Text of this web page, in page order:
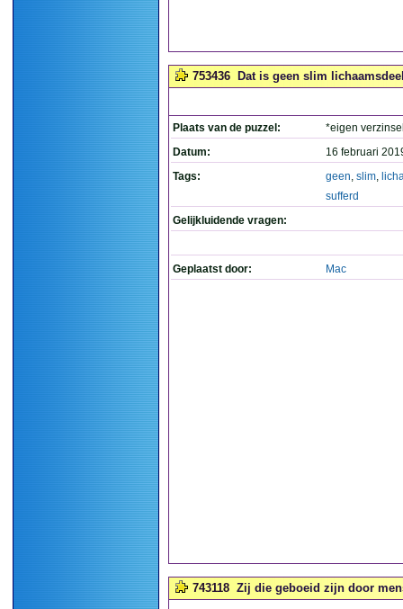
753436 Dat is geen slim
Plaats van de puzzel:
*eigen
Datum:
16 februari
Tags:
geen, slim,
sufferd
Gelijkluidende vragen:
Geplaatst door: Mac
743118 Zij die geboeid zijn door